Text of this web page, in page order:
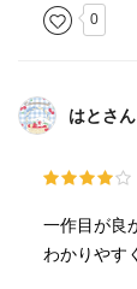
「知識のな
てその場
す。」(P15)
戦争中に、
が、戦勝記
事を読ん
0
はとさん
一作目が良
わかりやす